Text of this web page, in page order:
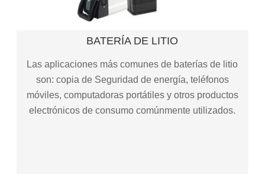
BATERÍA DE LITIO
Batería de sustitución de plomo - ácido
Batería de litio ligero
Batería de litio para bicicletas eléctricas
BATERÍA DE LITIO
Las aplicaciones más comunes de baterías de litio
son: copia de Seguridad de energía, teléfonos
móviles, computadoras portátiles y otros productos
electrónicos de consumo comúnmente utilizados.